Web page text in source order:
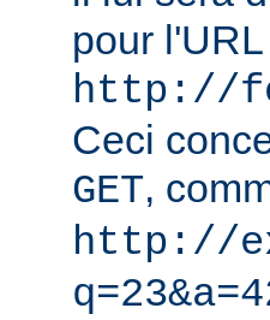
pour l'URL
http://
Ceci
GET,
http://